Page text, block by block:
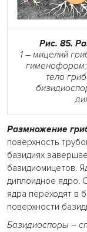
Рис. 85.
1 – мицелий
тело
Размножение
поверхность
базидиях
базидиомицетов.
диплоидное ядро.
ядра переходят в
поверхности
Базидиоспоры –